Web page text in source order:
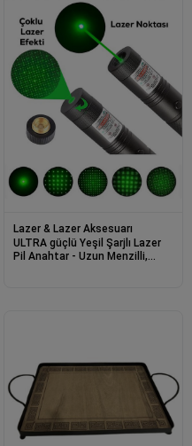
Lazer & Lazer Aksesuarı
ULTRA güçlü Yeşil Şarjlı Lazer
Pil Anahtar - Uzun Menzilli,